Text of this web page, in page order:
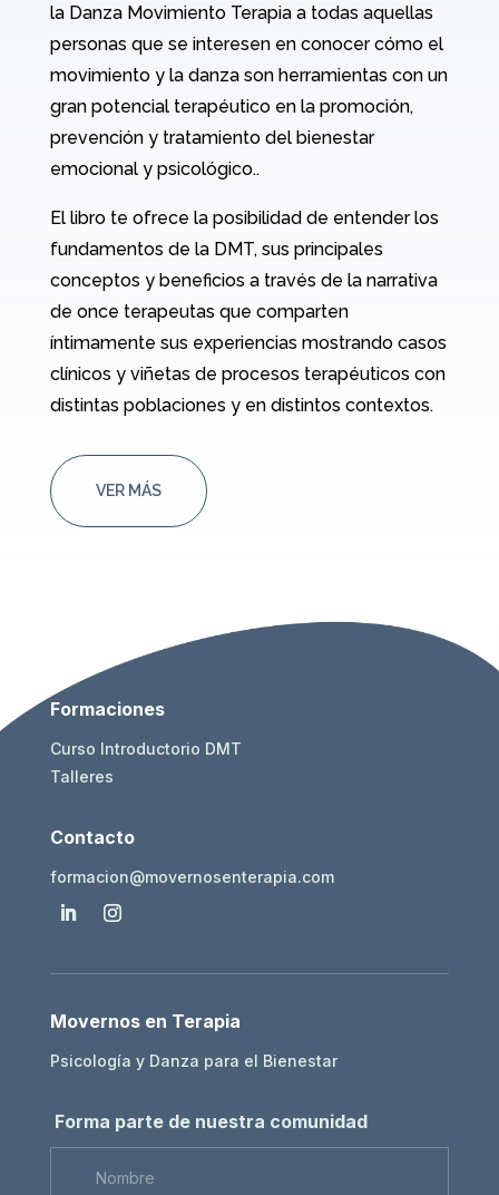
la Danza Movimiento Terapia a todas aquellas
personas que se interesen en conocer cómo el
movimiento y la danza son herramientas con un
gran potencial terapéutico en la promoción,
prevención y tratamiento del bienestar
emocional y psicológico..
El libro te ofrece la posibilidad de entender los
fundamentos de la DMT, sus principales
conceptos y beneficios a través de la narrativa
de once terapeutas que comparten
íntimamente sus experiencias mostrando casos
clínicos y viñetas de procesos terapéuticos con
distintas poblaciones y en distintos contextos.
VER MÁS
Formaciones
Curso Introductorio DMT
Talleres
Contacto
formacion@movernosenterapia.com
Movernos en Terapia
Psicología y Danza para el Bienestar
Forma parte de nuestra comunidad